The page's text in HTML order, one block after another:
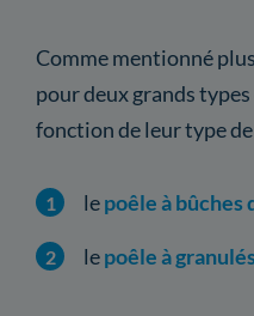
Comme mentionné
pour deux grands types
fonction de leur type
lepoêle à bûches
lepoêle à granulés